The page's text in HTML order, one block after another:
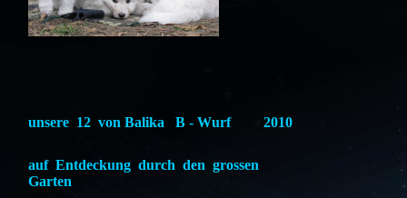
unsere 12 von Balika B - Wurf 2010
auf Entdeckung durch den grossen
Garten